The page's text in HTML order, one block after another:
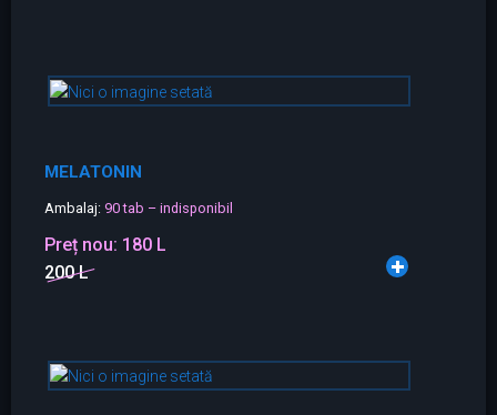
MELATONIN
Ambalaj: 90 tab – indisponibil
Preț nou: 180 L
200 L